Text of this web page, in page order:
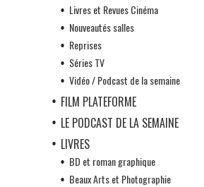
Livres et Revues Cinéma
Nouveautés salles
Reprises
Séries TV
Vidéo / Podcast de la semaine
FILM PLATEFORME
LE PODCAST DE LA SEMAINE
LIVRES
BD et roman graphique
Beaux Arts et Photographie